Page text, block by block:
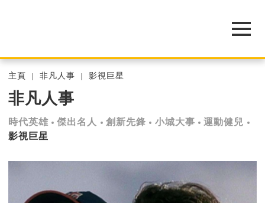
主頁 非凡人事 影視巨星
非凡人事
時代英雄 傑出名人 創新先鋒 小城大事
運動健兒
影視巨星